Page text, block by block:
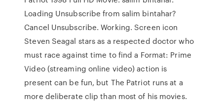
Loading Unsubscribe from salim bintahar?
Cancel Unsubscribe. Working. Screen icon
Steven Seagal stars as a respected doctor who
must race against time to find a Format: Prime
Video (streaming online video) action is
present can be fun, but The Patriot runs at a
more deliberate clip than most of his movies.